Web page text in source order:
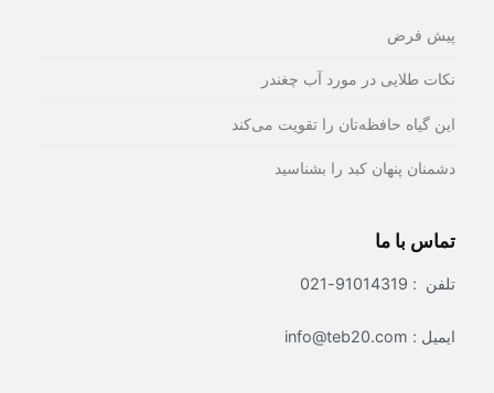
پیش فرض
نکات طلایی در مورد آب چغندر
این گیاه حافظه‌تان را تقویت می‌کند
دشمنان پنهان کبد را بشناسید
تماس با ما
تلفن : 91014319-021
ایمیل : info@teb20.com